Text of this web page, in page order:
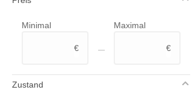
Minimal
€ –
Maximal
€
Zustand